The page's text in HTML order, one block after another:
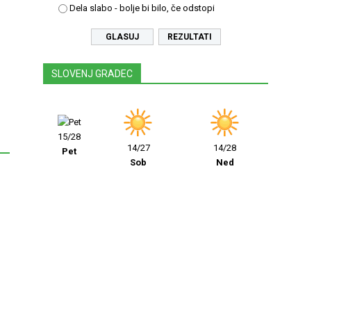
Dela slabo - bolje bi bilo, če odstopi
REZULTATI
SLOVENJ GRADEC
15/28
Pet
14/27
Sob
14/28
Ned